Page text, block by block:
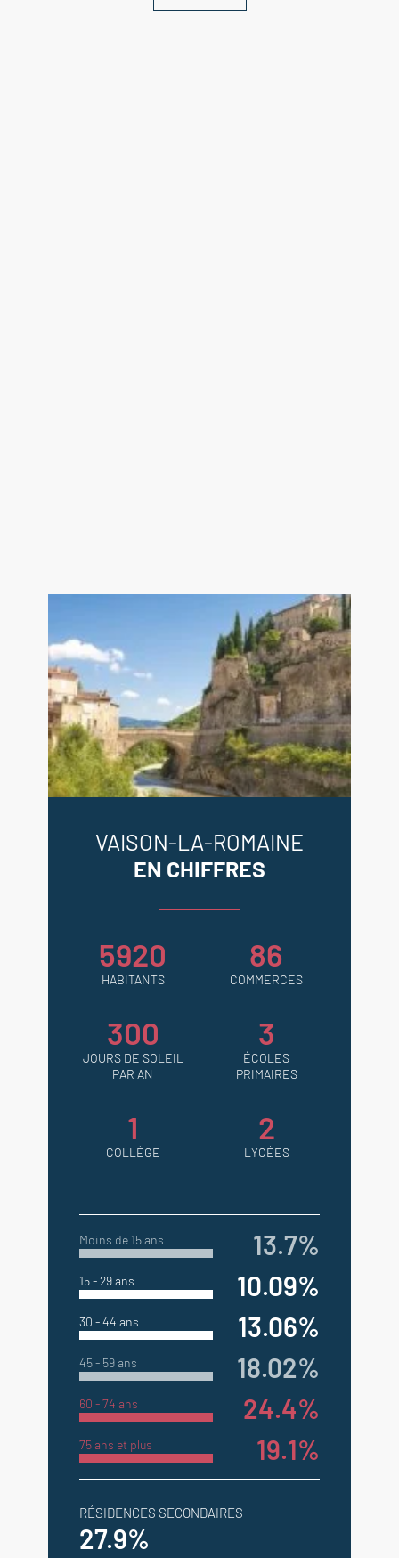
VAISON-LA-ROMAINE
EN CHIFFRES
5920
HABITANTS
86
COMMERCES
300
JOURS DE SOLEIL
PAR AN
3
ÉCOLES
PRIMAIRES
1
COLLÈGE
2
LYCÉES
Moins de 15 ans 13.7%
15 - 29 ans 10.09%
30 - 44 ans 13.06%
45 - 59 ans 18.02%
60 - 74 ans 24.4%
75 ans et plus 19.1%
RÉSIDENCES SECONDAIRES
27.9%